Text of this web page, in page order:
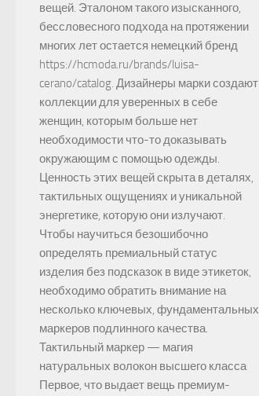
вещей. Эталоном такого изысканного,
бессловесного подхода на протяжении
многих лет остается немецкий бренд
https://hcmoda.ru/brands/luisa-
cerano/catalog. Дизайнеры марки создают
коллекции для уверенных в себе
женщин, которым больше нет
необходимости что-то доказывать
окружающим с помощью одежды.
Ценность этих вещей скрыта в деталях,
тактильных ощущениях и уникальной
энергетике, которую они излучают.
Чтобы научиться безошибочно
определять премиальный статус
изделия без подсказок в виде этикеток,
необходимо обратить внимание на
несколько ключевых, фундаментальных
маркеров подлинного качества.
Тактильный маркер — магия
натуральных волокон высшего класса
Первое, что выдает вещь премиум-